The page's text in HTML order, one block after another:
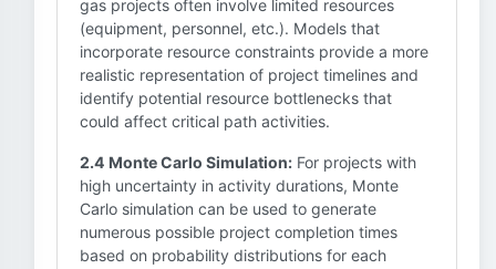
gas projects often involve limited resources
(equipment, personnel, etc.). Models that
incorporate resource constraints provide a more
realistic representation of project timelines and
identify potential resource bottlenecks that
could affect critical path activities.
2.4 Monte Carlo Simulation: For projects with
high uncertainty in activity durations, Monte
Carlo simulation can be used to generate
numerous possible project completion times
based on probability distributions for each